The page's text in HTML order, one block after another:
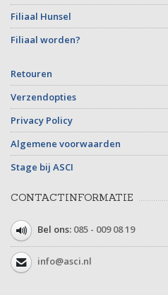
Filiaal Hunsel
Filiaal worden?
Retouren
Verzendopties
Privacy Policy
Algemene voorwaarden
Stage bij ASCI
CONTACTINFORMATIE
Bel ons: 085 - 009 08 19
info@asci.nl